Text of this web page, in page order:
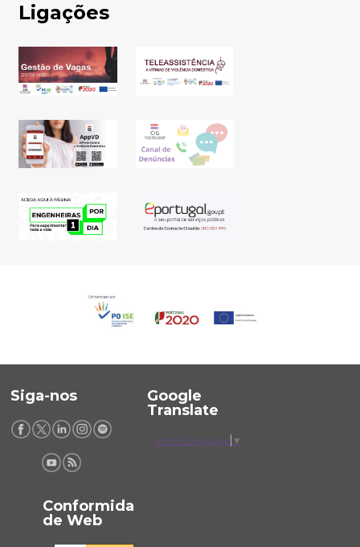
Ligações
Siga-nos
Google
Translate
Select Language ▼
Conformida
de Web